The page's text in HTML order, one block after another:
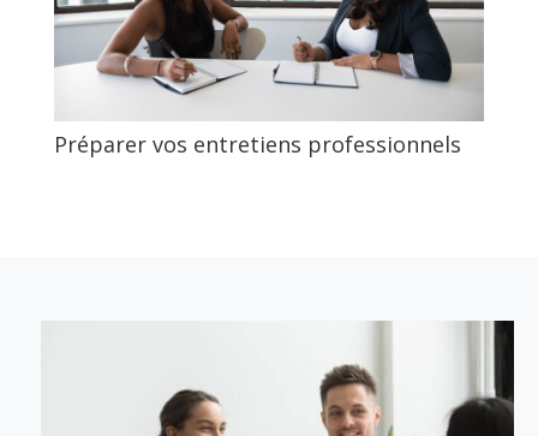
Préparer vos entretiens professionnels